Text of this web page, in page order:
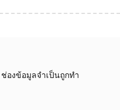
ช่องข้อมูลจำเป็นถูกทำ